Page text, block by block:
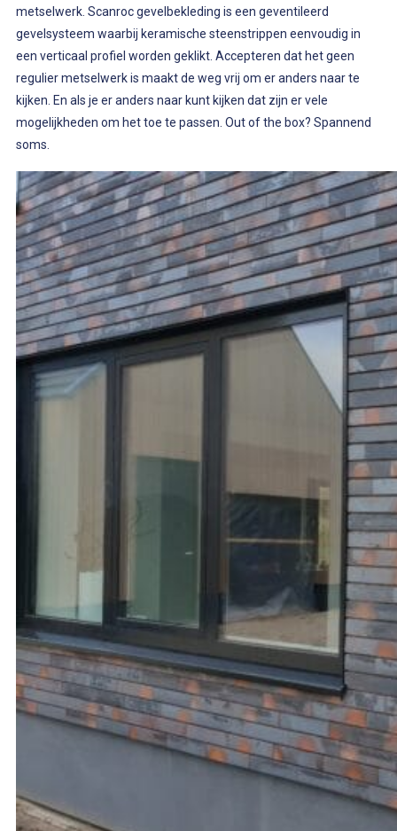
metselwerk. Scanroc gevelbekleding is een geventileerd
gevelsysteem waarbij keramische steenstrippen eenvoudig in
een verticaal profiel worden geklikt. Accepteren dat het geen
regulier metselwerk is maakt de weg vrij om er anders naar te
kijken. En als je er anders naar kunt kijken dat zijn er vele
mogelijkheden om het toe te passen. Out of the box? Spannend
soms.